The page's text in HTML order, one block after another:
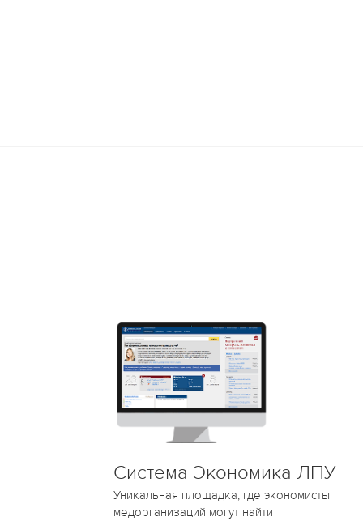
Система Экономика ЛПУ
Уникальная площадка, где экономисты
медорганизаций могут найти